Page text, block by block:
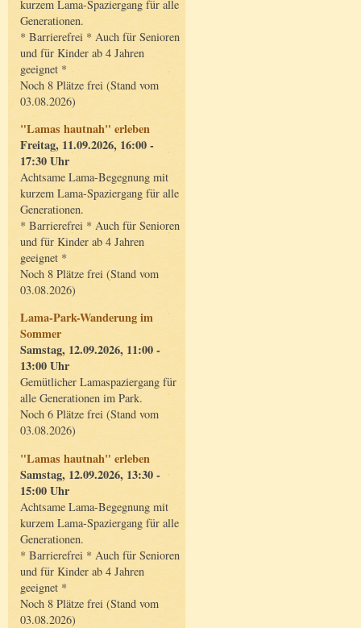
kurzem Lama-Spaziergang für alle
Generationen.
* Barrierefrei * Auch für Senioren
und für Kinder ab 4 Jahren
geeignet *
Noch 8 Plätze frei (Stand vom
03.08.2026)
"Lamas hautnah" erleben
Freitag, 11.09.2026, 16:00 -
17:30 Uhr
Achtsame Lama-Begegnung mit
kurzem Lama-Spaziergang für alle
Generationen.
* Barrierefrei * Auch für Senioren
und für Kinder ab 4 Jahren
geeignet *
Noch 8 Plätze frei (Stand vom
03.08.2026)
Lama-Park-Wanderung im
Sommer
Samstag, 12.09.2026, 11:00 -
13:00 Uhr
Gemütlicher Lamaspaziergang für
alle Generationen im Park.
Noch 6 Plätze frei (Stand vom
03.08.2026)
"Lamas hautnah" erleben
Samstag, 12.09.2026, 13:30 -
15:00 Uhr
Achtsame Lama-Begegnung mit
kurzem Lama-Spaziergang für alle
Generationen.
* Barrierefrei * Auch für Senioren
und für Kinder ab 4 Jahren
geeignet *
Noch 8 Plätze frei (Stand vom
03.08.2026)